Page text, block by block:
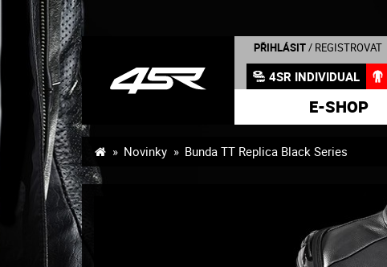
PŘIHLÁSIT / REGISTROVAT
4SR INDIVIDUAL
E-SHOP
Novinky Bunda TT Replica Black Series